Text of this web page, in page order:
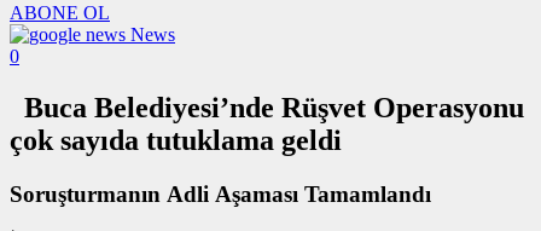
ABONE OL
News
0
Buca Belediyesi’nde Rüşvet Operasyonu
çok sayıda tutuklama geldi
Soruşturmanın Adli Aşaması Tamamlandı